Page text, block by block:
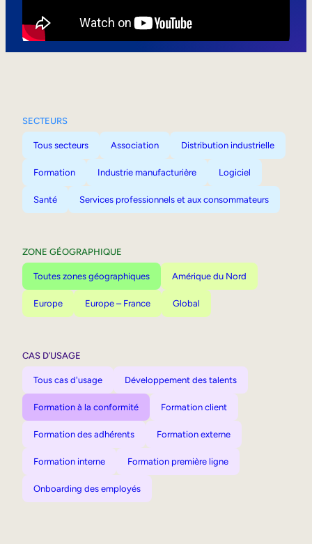
SECTEURS
Tous secteurs Association Distribution industrielle
Formation Industrie manufacturière Logiciel
Santé Services professionnels et aux consommateurs
ZONE GÉOGRAPHIQUE
Toutes zones géographiques Amérique du Nord
Europe Europe – France Global
CAS D’USAGE
Tous cas d'usage Développement des talents
Formation à la conformité Formation client
Formation des adhérents Formation externe
Formation interne Formation première ligne
Onboarding des employés